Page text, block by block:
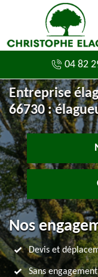
04 82
Entreprise
66730 :
Nos
Devis et
Sans engagement